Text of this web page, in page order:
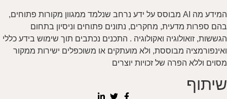
המידע מה AI מבוסס על ידע נרחב שנלמד ממגוון מקורות פתוחים,
בהם ספרות מדעית, מחקרים, נתונים פתוחים וניסיון בתחום
הגששות, זואולוגיה ואקולוגיה . התכנים נכתבים תוך שימוש בידע כללי
ואינפורמציה מבוססת, ולא מועתקים או משוכפלים ישירות ממקור
מסוים וללא הפרה של זכויות יוצרים
שיתוף